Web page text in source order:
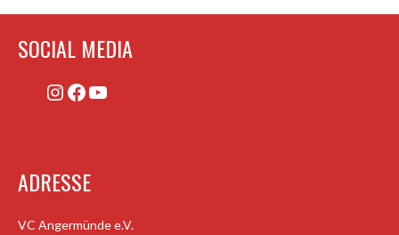
SOCIAL MEDIA
Instagram
Facebook
YouTube
ADRESSE
VC Angermünde e.V.